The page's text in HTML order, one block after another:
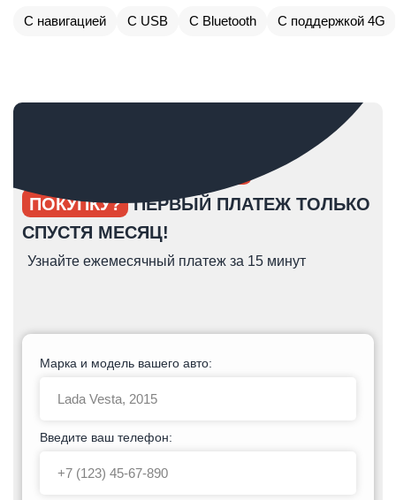
С навигацией С USB С Bluetooth С поддержкой 4G
ПОКУПКУ? ПЕРВЫЙ ПЛАТЕЖ ТОЛЬКО
СПУСТЯ МЕСЯЦ!
Узнайте ежемесячный платеж за 15 минут
Марка и модель вашего авто:
Введите ваш телефон: